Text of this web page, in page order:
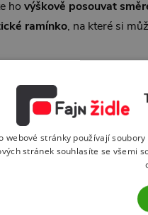
ho výškově posouvat
ramínko, na které si
. U modelu TRINITY si
(motýlka) na její zadní
se ani na krční páteř –
Jen malá rada: vždy
vám dlouho vydržel.
webové stránky používají
stránek souhlasíte se všemi